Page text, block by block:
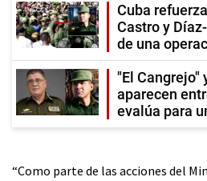
Cuba
Castro y
de una
"El Cangrejo"
aparecen
evalúa para
“Como parte de las acciones del